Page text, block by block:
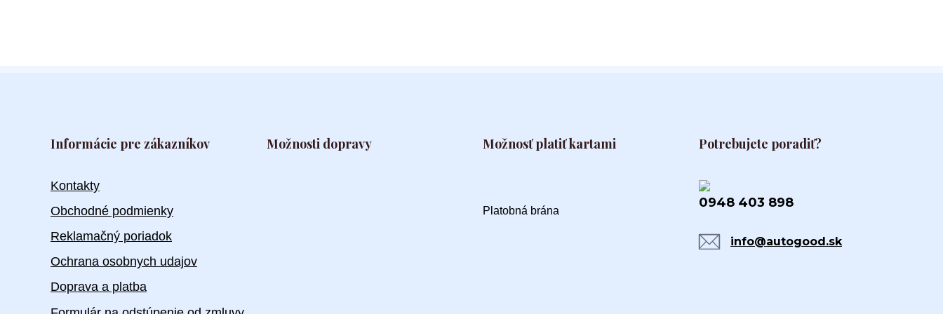
Informácie pre zákazníkov
Kontakty
Obchodné podmienky
Reklamačný poriadok
Ochrana osobnych udajov
Doprava a platba
Možnosti dopravy Možnosť platiť kartami
Platobná brána
Potrebujete poradiť?
0948 403 898
info@autogood.sk